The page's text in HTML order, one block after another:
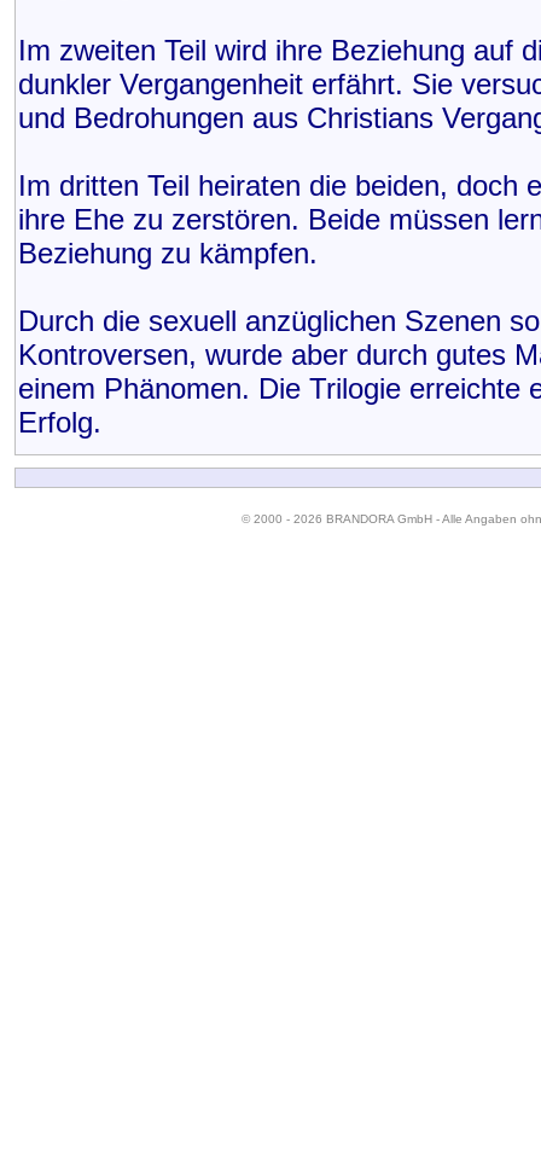
Im zweiten Teil wird ihre Beziehung auf
dunkler Vergangenheit erfährt. Sie
und Bedrohungen aus Christians
Im dritten Teil heiraten die beiden, doch
ihre Ehe zu zerstören. Beide müssen
Beziehung zu kämpfen.
Durch die sexuell anzüglichen Szenen
Kontroversen, wurde aber durch gutes
einem Phänomen. Die Trilogie erreichte
Erfolg.
© 2000 - 2026 BRANDORA GmbH - Alle Angaben